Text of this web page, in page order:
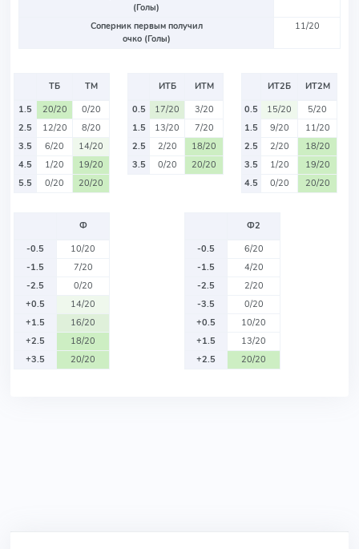
(Голы)
Соперник первым получил
очко (Голы)
11/20
ТБ
ТМ
1.5
20/20
0/20
2.5
12/20
8/20
3.5
6/20
14/20
4.5
1/20
19/20
5.5
0/20 20/20
ИТБ
ИТМ
0.5
17/20
3/20
1.5
13/20
7/20
2.5
2/20
18/20
3.5
0/20 20/20
ИТ2Б
ИТ2М
0.5
15/20
5/20
1.5
9/20
11/20
2.5
2/20
18/20
3.5
1/20
19/20
4.5
0/20 20/20
Ф
-0.5
10/20
-1.5
7/20
-2.5
0/20
+0.5
14/20
+1.5
16/20
+2.5
18/20
+3.5
20/20
Ф2
-0.5
6/20
-1.5
4/20
-2.5
2/20
-3.5
0/20
+0.5
10/20
+1.5
13/20
+2.5
20/20